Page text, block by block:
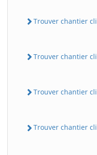
Trouver chantier
Trouver chantier
Trouver chantier
Trouver chantier